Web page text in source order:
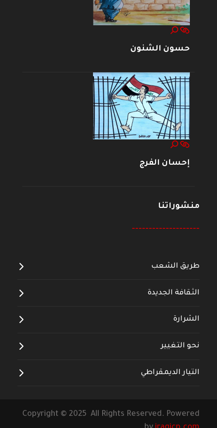
حسون الشنون
إحسان الفرج
منشوراتنا
--------------------
طريق الشعب
الثقافة الجديدة
الشرارة
نحو التغيير
التيار الديمقراطي
Copyright © 2025 All Rights Reserved. Powered